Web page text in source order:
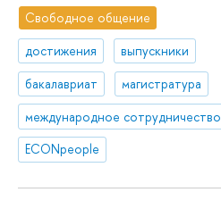
Свободное общение
достижения
выпускники
бакалавриат
магистратура
международное сотрудничество
ECONpeople